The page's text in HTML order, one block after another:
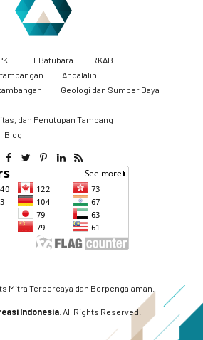
ET Batubara
RKAB
Andalalin
Geologi dan Sumber Daya
dan Penutupan Tambang
Blog
Mitra Terpercaya dan Berpengalaman.
Indonesia. All Rights Reserved.